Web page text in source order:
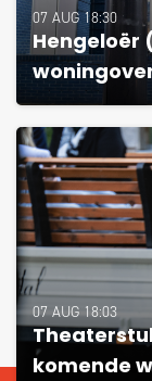
07 AUG 18:30
Hengeloër
07 AUG 18:03
komende